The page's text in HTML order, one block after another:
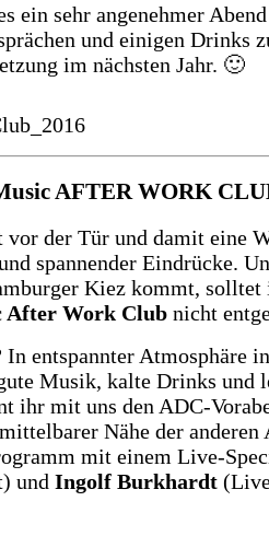
ein sehr angenehmer
und einigen Drinks
im nächsten Jahr. 🙂
AFTER WORK
vor der Tür und damit eine
spannender Eindrücke.
Kiez kommt, solltet
After Work Club nicht
In entspannter Atmosphäre
Musik, kalte Drinks und
ihr mit uns den ADC-
Nähe der anderen
mit einem Live-
und Ingolf Burkhardt